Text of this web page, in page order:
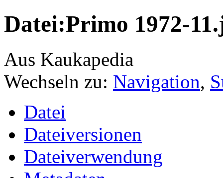
Datei:Primo 1972-
Aus Kaukapedia
Wechseln zu: Navigation,
Datei
Dateiversionen
Dateiverwendung